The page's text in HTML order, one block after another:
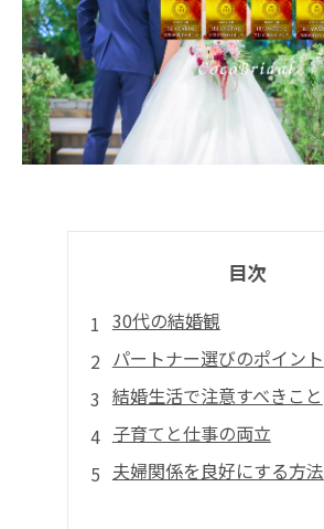
目次
30代の結婚観
パートナー選びのポイント
結婚生活で注意すべきこと
子育てと仕事の両立
夫婦関係を良好にする方法